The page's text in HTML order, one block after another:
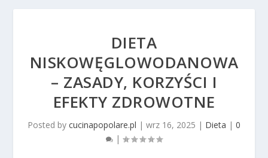
DIETA
NISKOWĘGLOWODANOWA
– ZASADY, KORZYŚCI I
EFEKTY ZDROWOTNE
Posted by cucinapopolare.pl | wrz 16, 2025 | Dieta | 0
|